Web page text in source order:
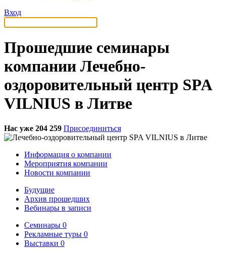
Вход
Прошедшие семинары
компании Лечебно-
оздоровительный центр SPA
VILNIUS в Литве
Нас уже 204 259 Присоединиться
Информация о компании
Мероприятия компании
Новости компании
Будущие
Архив прошедших
Вебинары в записи
Семинары 0
Рекламные туры 0
Выставки 0